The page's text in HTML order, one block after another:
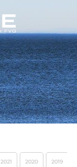
2021 2020 2019